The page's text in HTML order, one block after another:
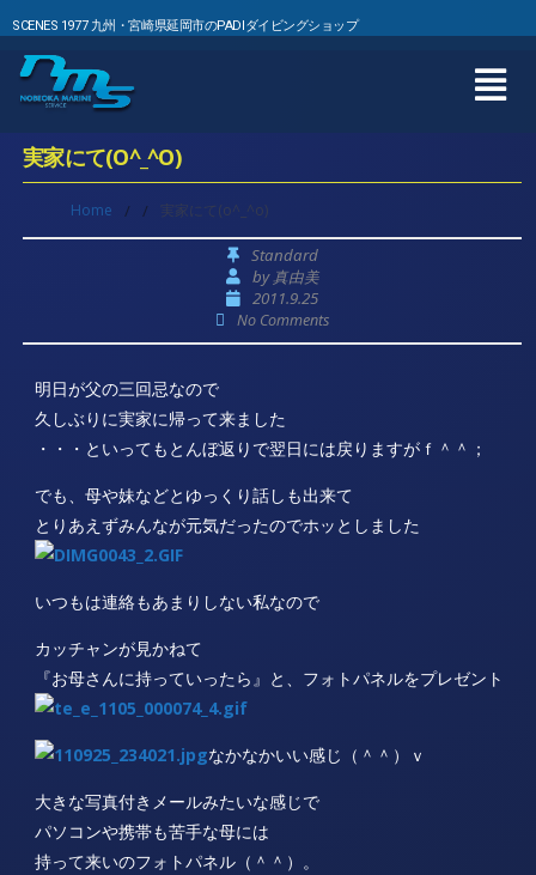
SCENES 1977 九州・宮崎県延岡市のPADIダイビングショップ
実家にて(O^_^O)
Home / / 実家にて(o^_^o)
Standard
by真由美
2011.9.25
No Comments
明日が父の三回忌なので
久しぶりに実家に帰って来ました
・・・といってもとんぼ返りで翌日には戻りますがｆ＾＾；
でも、母や妹などとゆっくり話しも出来て
とりあえずみんなが元気だったのでホッとしました
いつもは連絡もあまりしない私なので
カッチャンが見かねて
『お母さんに持っていったら』と、フォトパネルをプレゼント
なかなかいい感じ（＾＾）ｖ
大きな写真付きメールみたいな感じで
パソコンや携帯も苦手な母には
持って来いのフォトパネル（＾＾）。